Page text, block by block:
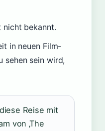
nicht bekannt.
in neuen Film-
sehen sein wird,
Reise mit
von ‚The